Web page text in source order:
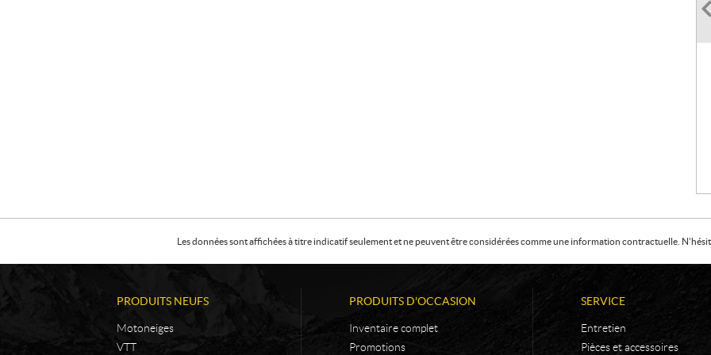
Les données sont affichées à titre indicatif seulement et ne peuvent être considérées comme une information contractuelle.
PRODUITS NEUFS
Motoneiges
VTT
PRODUITS D'OCCASION
Inventaire complet
Promotions
SERVICE
Entretien
Pièces et accessoires